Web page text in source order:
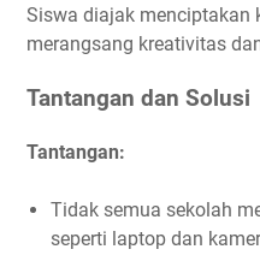
Siswa diajak menciptakan
merangsang kreativitas
Tantangan dan Solusi
Tantangan:
Tidak semua sekolah
seperti laptop dan